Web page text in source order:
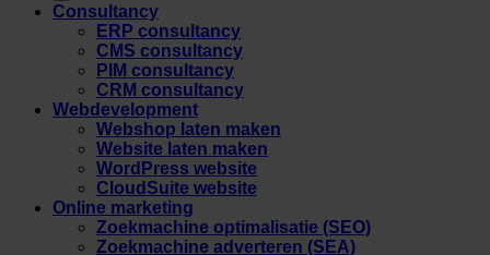
Consultancy
ERP consultancy
CMS consultancy
PIM consultancy
CRM consultancy
Webdevelopment
Webshop laten maken
Website laten maken
WordPress website
CloudSuite website
Online marketing
Zoekmachine optimalisatie (SEO)
Zoekmachine adverteren (SEA)